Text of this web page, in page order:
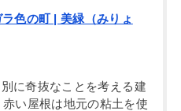
色の町 | 美緑（みりょ
奇抜なことを考える建
い屋根は地元の粘土を使